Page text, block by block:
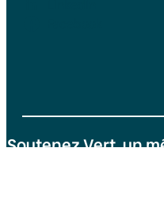
Soutenez Vert, un